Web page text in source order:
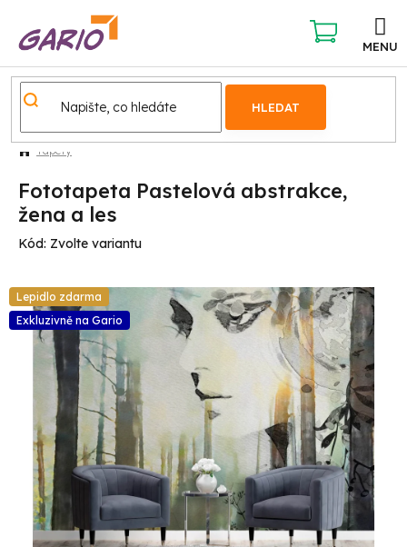
obsah
HLEDAT
NÁKUPNÍ
KOŠÍK
Tapety
Fototapeta Pastelová abstrakce,
žena a les
Kód: Zvolte variantu
Lepidlo zdarma
Exkluzivně na Gario